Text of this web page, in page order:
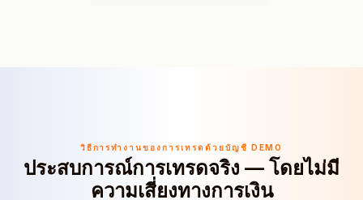
วิธีการทำงานของการเทรดด้วยบัญชี DEMO
ประสบการณ์การเทรดจริง — โดยไม่มี
ความเสี่ยงทางการเงิน